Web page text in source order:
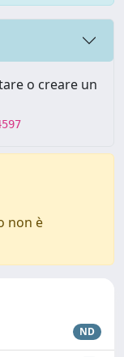
o creare un
non è
ND